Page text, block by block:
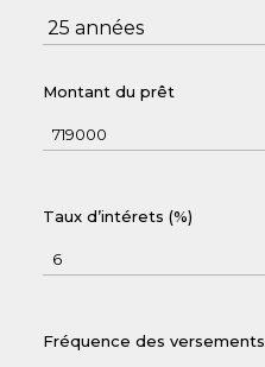
Montant du prêt
Taux d’intérets (%)
Fréquence des versements